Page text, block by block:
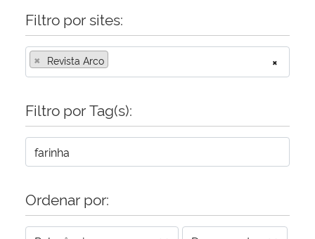
Ministério do Desenvolvimento Regional
Controladoria-Geral da União
Secretaria-Geral
Gabinete de Segurança Institucional
Filtro por sites:
×
× Revista Arco
Filtro por Tag(s):
Ordenar por: